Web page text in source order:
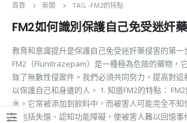
首頁 新聞 TAG -FM2的特點
FM2如何識別保護自己免受迷奸
教育和意識提升是保護自己免受迷奸藥侵害的第一
FM2（Flunitrazepam）是一種極為危險的藥物，
致了無數性侵案件。我們必須共同努力，提高對這
以保護自己和身邊的人。 1. 知道FM2的特點：
水。它常被添加到飲料中，而被害人可能完全不
用包括失憶、認知功能障礙，使被害人難以回憶事